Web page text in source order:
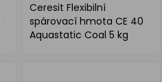
Ceresit Flexibilní
spárovací hmota CE 40
Aquastatic Coal 5 kg